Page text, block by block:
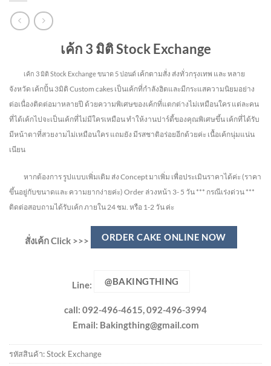
เค้ก 3 มิติ Stock Exchange
เค้ก 3 มิติ Stock Exchange ขนาด 5 ปอนด์ เค้กตามสั่ง ส่งทั่วกรุงเทพ และ หลาย
จังหวัด เค้กปั้น 3มิติ Custom cakes เป็นเค้กที่กำลังฮิตและมีกระแสความนิยมอย่าง
ต่อเนื่องติดต่อมาหลายปี ด้วยความพิเศษของเค้กที่แตกต่างไม่เหมือนใคร แต่ละคน
ที่ได้เค้กไปจะเป็นเค้กที่ไม่มีใครเหมือน ทำให้งานปาร์ตี้ของคุณพิเศษขึ้น เค้กที่ได้รับ
มีหน้าตาที่สวยงามไม่เหมือนใคร แถมยัง มีรสชาติอร่อยอีกด้วยค่ะ เนื้อเค้กนุ่มแน่น
เนียน
หากต้องการ รูปแบบเพิ่มเติม ส่ง Concept มาเพิ่ม เพื่อประเมินราคาได้ค่ะ (ราคา
ขึ้นอยู่กับขนาดและ ความยากง่ายค่ะ) Order ล่วงหน้า 3- 5 วัน *** กรณีเร่งด่วน ***
ติดต่อสอบถามได้รับเค้ก ภายใน 24 ชม. หรือ 1-2 วัน ค่ะ
สั่งเค้ก Click >>> ORDER CAKE ONLINE NOW
Line: @BAKINGTHING
call: 092-496-4615, 092-496-3994
Email: Bakingthing@gmail.com
รหัสสินค้า:Stock Exchange